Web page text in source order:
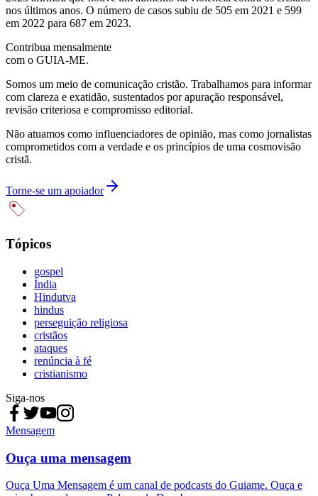
nos últimos anos. O número de casos subiu de 505 em 2021 e 599
em 2022 para 687 em 2023.
Contribua mensalmente
com o GUIA-ME.
Somos um meio de comunicação cristão. Trabalhamos para informar
com clareza e exatidão, sustentados por apuração responsável,
revisão criteriosa e compromisso editorial.
Não atuamos como influenciadores de opinião, mas como jornalistas
comprometidos com a verdade e os princípios de uma cosmovisão
cristã.
Torne-se um apoiador
Tópicos
gospel
Índia
Hindutva
hindus
perseguição religiosa
cristãos
ataques
renúncia à fé
cristianismo
Siga-nos
Mensagem
Ouça uma mensagem
Ouça Uma Mensagem é um canal de podcasts do Guiame. Ouça e